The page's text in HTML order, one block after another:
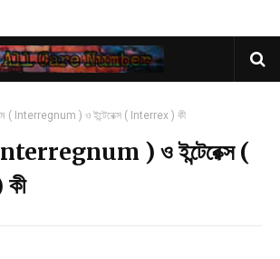
( Interregnum ) ও ইন্টেরেক্স ( Interrex ) কী
Interregnum ) ও ইন্টেরেক্স (